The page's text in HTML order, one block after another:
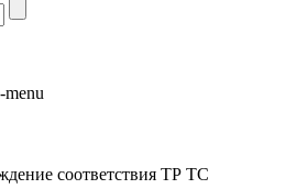
соответствия ТР ТС